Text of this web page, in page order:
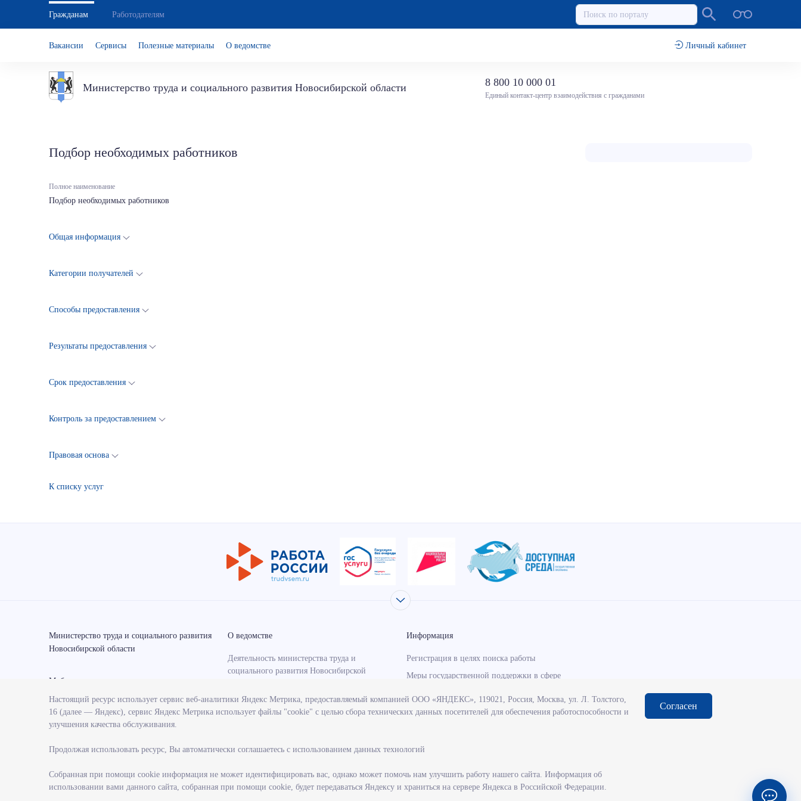
Гражданам Работодателям
Вакансии Сервисы Полезные материалы О ведомстве Личный кабинет
Министерство труда и социального развития Новосибирской области 8 800 10 000 01
Единый контакт-центр взаимодействия с гражданами
Подбор необходимых работников
Полное наименование
Подбор необходимых работников
Общая информация
Категории получателей
Способы предоставления
Результаты предоставления
Срок предоставления
Контроль за предоставлением
Правовая основа
К списку услуг
Министерство труда и социального развития
Новосибирской области
Мобильные приложения
О ведомстве
Деятельность министерства труда и
социального развития Новосибирской
Контрольно-надзорная деятельность
министерства
министерству
Поступление на государственную
Информация
Регистрация в целях поиска работы
Меры государственной поддержки в сфере
Информация для работодателей
Настоящий ресурс использует сервис веб-аналитики Яндекс Метрика, предоставляемый компанией ООО «ЯНДЕКС», 119021, Россия, Москва, ул. Л. Толстого,
16 (далее — Яндекс), сервис Яндекс Метрика использует файлы "cookie" с целью сбора технических данных посетителей для обеспечения работоспособности и
улучшения качества обслуживания.
Продолжая использовать ресурс, Вы автоматически соглашаетесь с использованием данных технологий
Собранная при помощи cookie информация не может идентифицировать вас, однако может помочь нам улучшить работу нашего сайта. Информация об
использовании вами данного сайта, собранная при помощи cookie, будет передаваться Яндексу и храниться на сервере Яндекса в Российской Федерации.
Согласен